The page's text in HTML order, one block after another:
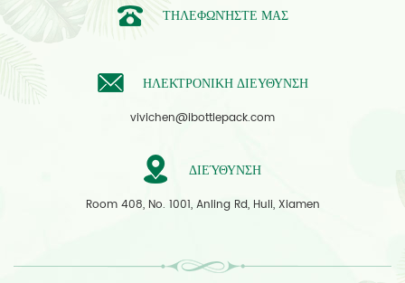
ΤΗΛΕΦΩΝΉΣΤΕ ΜΑΣ
ΗΛΕΚΤΡΟΝΙΚΗ ΔΙΕΥΘΥΝΣΗ
vivichen@ibottlepack.com
ΔΙΕΎΘΥΝΣΗ
Room 408, No. 1001, Anling Rd, Huli, Xiamen